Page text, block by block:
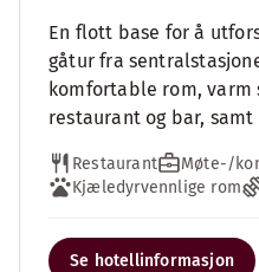
En flott base for å
gåtur fra
komfortable rom, varm
restaurant og bar,
Restaurant Møte-/
Kjæledyrvennlige rom
Se hotellinformasjon